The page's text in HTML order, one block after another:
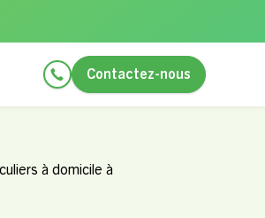
Contactez-nous